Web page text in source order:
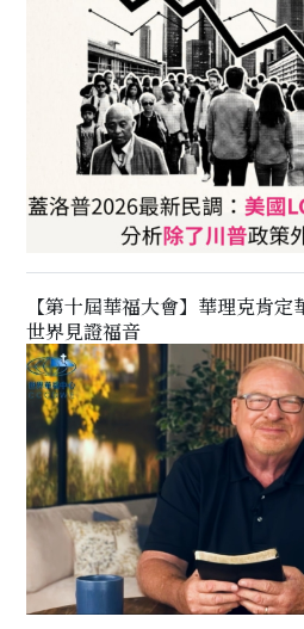
【第十屆華福大會】華理克肯
世界見證福音